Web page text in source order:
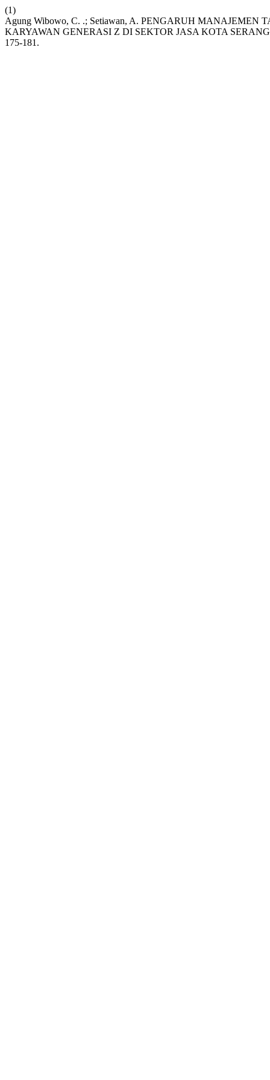
(1)
Agung Wibowo, C. .; Setiawan, A. PENGARUH
KARYAWAN GENERASI Z DI SEKTOR JASA KOTA
175-181.